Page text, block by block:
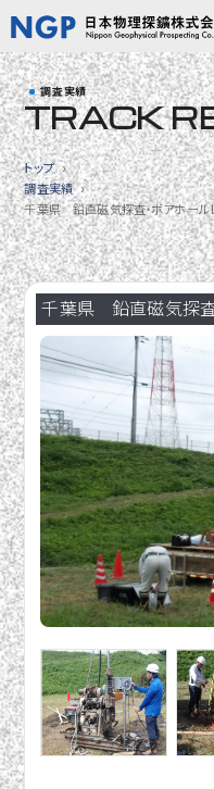
調査実績
TRACK
トップ
調査実績
千葉県 鉛直磁気探査・ボアホール
千葉県 鉛直磁気探査